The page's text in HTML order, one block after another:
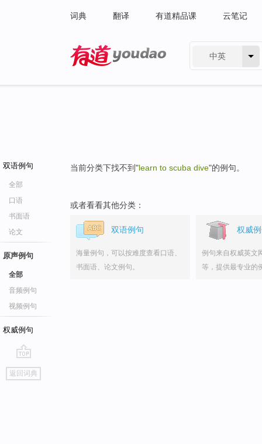
词典 翻译 有道精品课 云笔记
中英
双语例句
全部
口语
书面语
论文
原声例句
全部
音频例句
视频例句
权威例句
go
top
返回词典
当前分类下找不到"learn to scuba dive"的例句。
或者看看其他分类：
双语例句
海量例句，可以按难度查看口语、
书面语、论文例句。
权威
例句来自权威英文
等，提供最专业的